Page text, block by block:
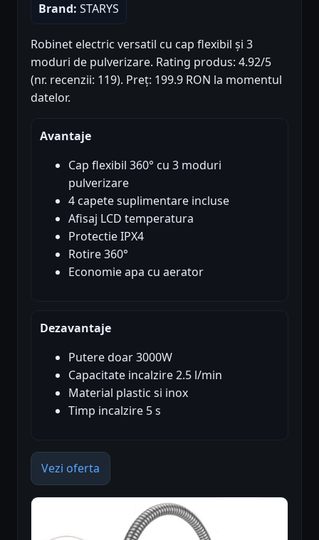
Brand: STARYS
Robinet electric versatil cu cap flexibil și 3
moduri de pulverizare. Rating produs: 4.92/5
(nr. recenzii: 119). Preț: 199.9 RON la momentul
datelor.
Avantaje
Cap flexibil 360° cu 3 moduri
pulverizare
4 capete suplimentare incluse
Afisaj LCD temperatura
Protectie IPX4
Rotire 360°
Economie apa cu aerator
Dezavantaje
Putere doar 3000W
Capacitate incalzire 2.5 l/min
Material plastic si inox
Timp incalzire 5 s
Vezi oferta